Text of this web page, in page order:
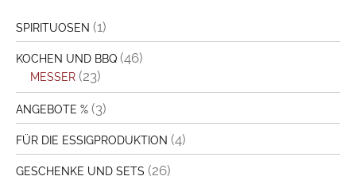
SPIRITUOSEN (1)
KOCHEN UND BBQ (46)
MESSER (23)
ANGEBOTE % (3)
FÜR DIE ESSIGPRODUKTION (4)
GESCHENKE UND SETS (26)